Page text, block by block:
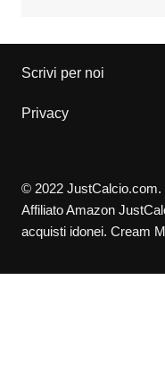
Scrivi per noi
Privacy
© 2022 JustCalcio.com.
Affiliato Amazon
acquisti idonei. Cream